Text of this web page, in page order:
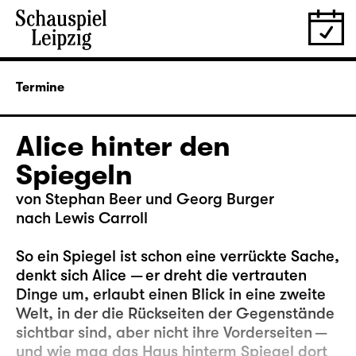
Termine
Alice hinter den
Spiegeln
von Stephan Beer und Georg Burger
nach Lewis Carroll
So ein Spiegel ist schon eine verrückte Sache,
denkt sich Alice — er dreht die vertrauten
Dinge um, erlaubt einen Blick in eine zweite
Welt, in der die Rückseiten der Gegenstände
sichtbar sind, aber nicht ihre Vorderseiten —
und wie mag das Haus hinterm Spiegel dort